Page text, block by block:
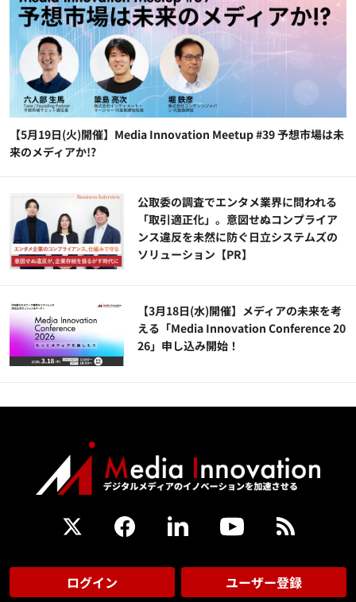
【5月19日(火)開催】Media Innovation Meetup #39 予想市場は未
来のメディアか!?
公​​取委の調査でエンタメ業界に問われる
「取引適正化」。意図せぬコンプライア
ンス違反を未然に防ぐ日立システムズの
ソリューション​【PR】
【3月18日(水)開催】メディアの未来を考
える「Media Innovation Conference 20
26」申し込み開始！
ログイン ユーザー登録